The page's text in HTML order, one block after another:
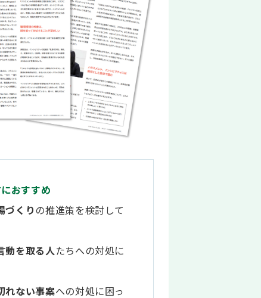
おすすめ
づくり の推進策を検討して
動を取る人たちへの対処に
れない事案への対処に困っ